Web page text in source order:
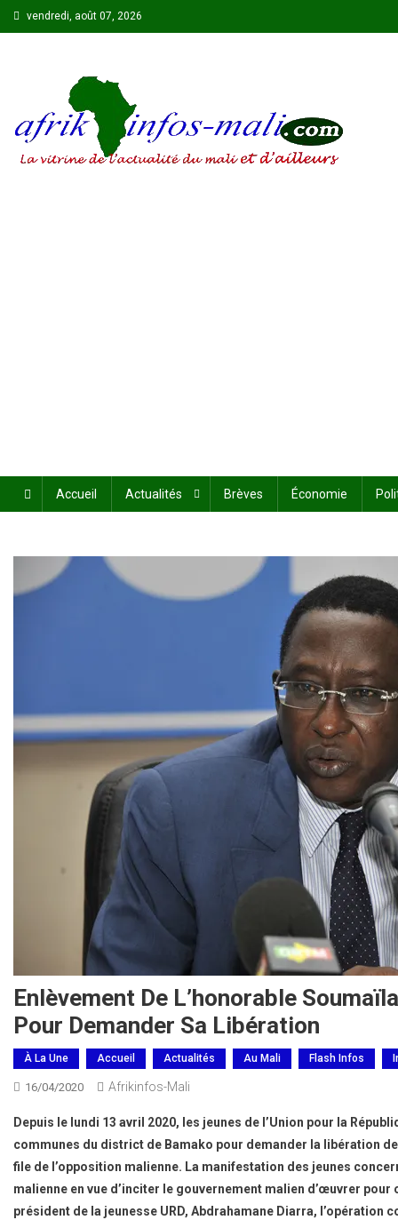
Skip
to
vendredi, août 07, 2026
Accueil Actualités Brèves Économie
Enlèvement De L’honorable
Pour Demander Sa Libération
À La Une Accueil Actualités Au Mali Flash Infos
16/04/2020 Afrikinfos-Mali
Depuis le lundi 13 avril 2020, les jeunes de l’Union pour la
communes du district de Bamako pour demander la libération
file de l’opposition malienne. La manifestation des jeunes
malienne en vue d’inciter le gouvernement malien d’œuvrer
président de la jeunesse URD, Abdrahamane Diarra,